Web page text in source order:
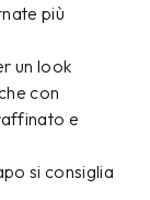
più
un look
con
e
si consiglia